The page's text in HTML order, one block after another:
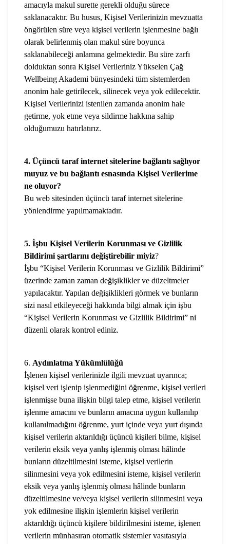
amacıyla makul surette gerekli olduğu sürece
saklanacaktır. Bu husus, Kişisel Verilerinizin mevzuatta
öngörülen süre veya kişisel verilerin işlenmesine bağlı
olarak belirlenmiş olan makul süre boyunca
saklanabileceği anlamına gelmektedir. Bu süre zarfı
dolduktan sonra Kişisel Verileriniz Yükselen Çağ
Wellbeing Akademi bünyesindeki tüm sistemlerden
anonim hale getirilecek, silinecek veya yok edilecektir.
Kişisel Verilerinizi istenilen zamanda anonim hale
getirme, yok etme veya sildirme hakkına sahip
olduğumuzu hatırlatırız.
4. Üçüncü taraf internet sitelerine bağlantı sağlıyor
muyuz ve bu bağlantı esnasında Kişisel Verilerime
ne oluyor?
Bu web sitesinden üçüncü taraf internet sitelerine
yönlendirme yapılmamaktadır.
5. İşbu Kişisel Verilerin Korunması ve Gizlilik
Bildirimi şartlarını değiştirebilir miyiz?
İşbu “Kişisel Verilerin Korunması ve Gizlilik Bildirimi”
üzerinde zaman zaman değişiklikler ve düzeltmeler
yapılacaktır. Yapılan değişiklikleri görmek ve bunların
sizi nasıl etkileyeceği hakkında bilgi almak için işbu
“Kişisel Verilerin Korunması ve Gizlilik Bildirimi” ni
düzenli olarak kontrol ediniz.
6. Aydınlatma Yükümlülüğü
İşlenen kişisel verilerinizle ilgili mevzuat uyarınca;
kişisel veri işlenip işlenmediğini öğrenme, kişisel verileri
işlenmişse buna ilişkin bilgi talep etme, kişisel verilerin
işlenme amacını ve bunların amacına uygun kullanılıp
kullanılmadığını öğrenme, yurt içinde veya yurt dışında
kişisel verilerin aktarıldığı üçüncü kişileri bilme, kişisel
verilerin eksik veya yanlış işlenmiş olması hâlinde
bunların düzeltilmesini isteme, kişisel verilerin
silinmesini veya yok edilmesini isteme, kişisel verilerin
eksik veya yanlış işlenmiş olması hâlinde bunların
düzeltilmesine ve/veya kişisel verilerin silinmesini veya
yok edilmesine ilişkin işlemlerin kişisel verilerin
aktarıldığı üçüncü kişilere bildirilmesini isteme, işlenen
verilerin münhasıran otomatik sistemler vasıtasıyla